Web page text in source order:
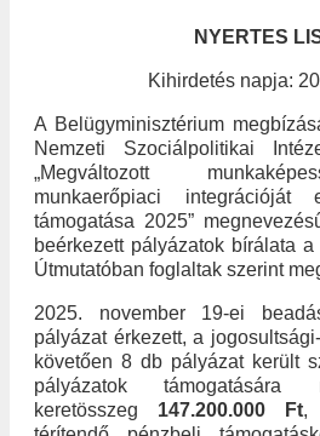
NYERTES
Kihirdetés napja:
A Belügyminisztérium
Nemzeti Szociálpolitikai
„Megváltozott
munkaerőpiaci integrációját
támogatása 2025”
beérkezett pályázatok bírálata
Útmutatóban foglaltak szerint
2025. november 19-ei
pályázat érkezett, a
követően 8 db pályázat került
pályázatok támogatására
keretösszeg 147.200.000 Ft,